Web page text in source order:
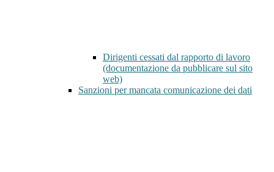
Dirigenti cessati dal rapporto di lavoro
(documentazione da pubblicare sul sito
web)
Sanzioni per mancata comunicazione dei dati